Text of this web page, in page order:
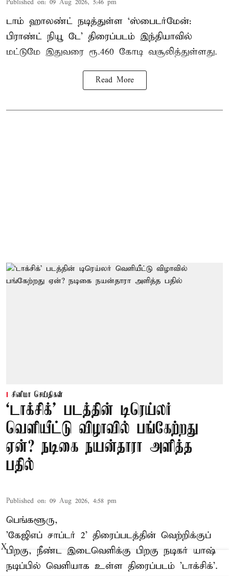
Published on: 09 Aug 2026, 5:46 pm
டாம் ஹாலண்ட் நடித்துள்ள ‘ஸ்பைடர்மேன்:
பிராண்ட் நியூ டே’ திரைப்படம் இந்தியாவில்
மட்டுமே இதுவரை ரூ.460 கோடி வசூலித்துள்ளது.
Read More
சினிமா செய்திகள்
‘டாக்சிக்’ படத்தின் டிரெய்லர்
வெளியீட்டு விழாவில் பங்கேற்றது
ஏன்? நடிகை நயன்தாரா அளித்த
பதில்
Published on: 09 Aug 2026, 4:58 pm
பெங்களூரு,
'கேஜிஎப் சாப்டர் 2' திரைப்படத்தின் வெற்றிக்குப்
பிறகு, நீண்ட இடைவெளிக்கு பிறகு நடிகர் யாஷ்
நடிப்பில் வெளியாக உள்ள திரைப்படம் 'டாக்சிக்'.
X